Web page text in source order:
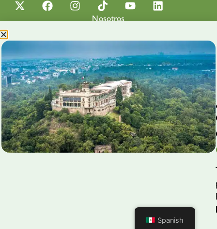
Nosotros
Nuestra Causa
Productos con Causa
Blog
Voluntariado Chapultepec
Aliados
Legales
Prensa
Aviso de Privacidad
Spanish